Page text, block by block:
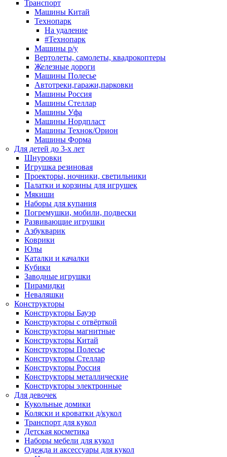
Транспорт
Машины Китай
Технопарк
На удаление
#Технопарк
Машины р/у
Вертолеты, самолеты, квадрокоптеры
Железные дороги
Машины Полесье
Автотреки,гаражи,парковки
Машины Россия
Машины Стеллар
Машины Уфа
Машины Нордпласт
Машины Технок/Орион
Машины Форма
Для детей до 3-х лет
Шнуровки
Игрушка резиновая
Проекторы, ночники, светильники
Палатки и корзины для игрушек
Мякиши
Наборы для купания
Погремушки, мобили, подвески
Развивающие игрушки
Азбукварик
Коврики
Юлы
Каталки и качалки
Кубики
Заводные игрушки
Пирамидки
Неваляшки
Конструкторы
Конструкторы Бауэр
Конструкторы с отвёрткой
Конструкторы магнитные
Конструкторы Китай
Конструкторы Полесье
Конструкторы Стеллар
Конструкторы Россия
Конструкторы металлические
Конструкторы электронные
Для девочек
Кукольные домики
Коляски и кроватки д/кукол
Транспорт для кукол
Детская косметика
Наборы мебели для кукол
Одежда и аксессуары для кукол